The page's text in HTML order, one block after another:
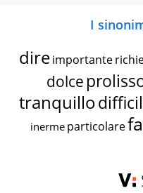
I
dire importante
dolce
tranquillo
inerme particolare